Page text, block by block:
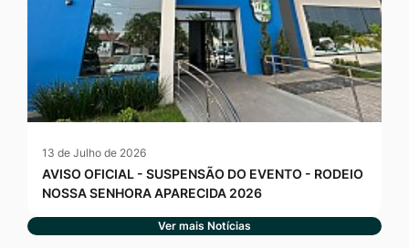
13 de Julho de 2026
AVISO OFICIAL - SUSPENSÃO DO EVENTO - RODEIO
NOSSA SENHORA APARECIDA 2026
Ver mais Notícias